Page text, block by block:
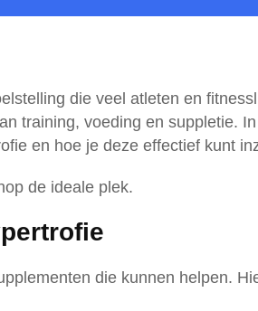
die veel atleten en
training, voeding en suppletie.
en hoe je deze effectief kunt
de ideale plek.
die kunnen helpen.